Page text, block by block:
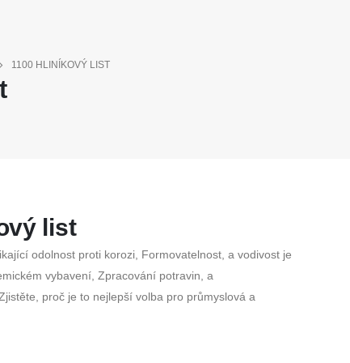
1100 HLINÍKOVÝ LIST
list
odolnost proti korozi, Formovatelnost, a vodivost je
vybavení, Zpracování potravin, a
proč je to nejlepší volba pro průmyslová a